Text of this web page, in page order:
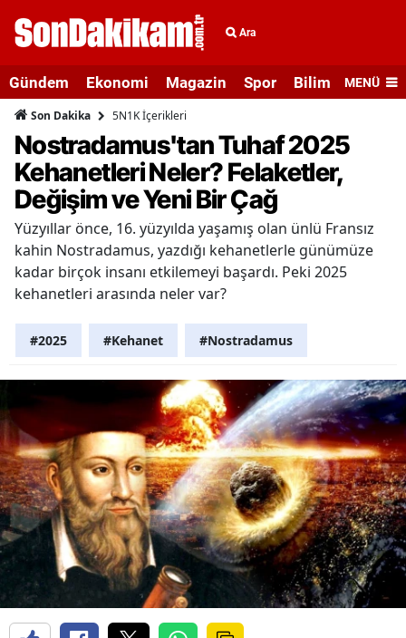
Ara
Gündem Ekonomi Magazin Spor Bilim veMENÜ
Son Dakika 5N1K İçerikleri
Nostradamus'tan Tuhaf 2025
Kehanetleri Neler? Felaketler,
Değişim ve Yeni Bir Çağ
Yüzyıllar önce, 16. yüzyılda yaşamış olan ünlü Fransız
kahin Nostradamus, yazdığı kehanetlerle günümüze
kadar birçok insanı etkilemeyi başardı. Peki 2025
kehanetleri arasında neler var?
#2025 #Kehanet #Nostradamus